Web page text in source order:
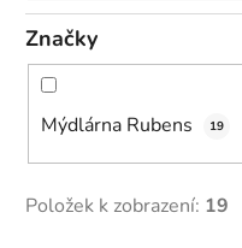
Značky
Mýdlárna Rubens 19
Položek k zobrazení: 19